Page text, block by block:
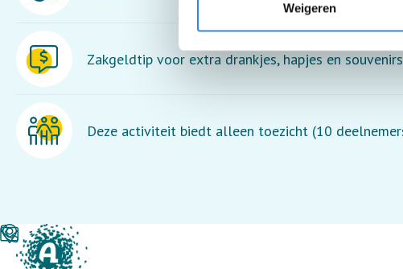
Weigeren
Zakgeldtip voor extra drankjes, hapjes en
Deze activiteit biedt alleen toezicht (10